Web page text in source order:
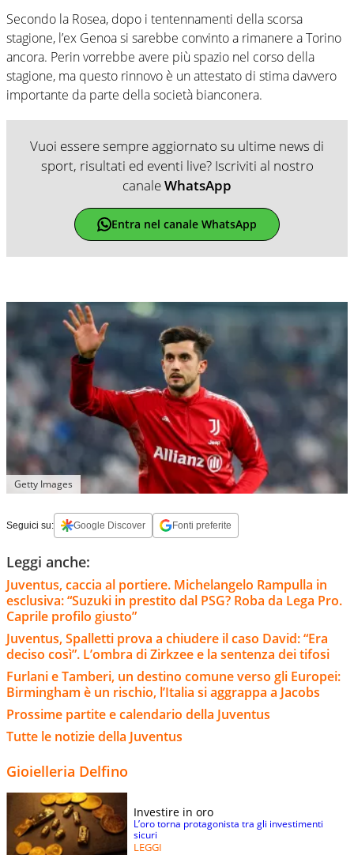
Secondo la Rosea, dopo i tentennamenti della scorsa
stagione, l’ex Genoa si sarebbe convinto a rimanere a Torino
ancora. Perin vorrebbe avere più spazio nel corso della
stagione, ma questo rinnovo è un attestato di stima davvero
importante da parte della società bianconera.
Vuoi essere sempre aggiornato su ultime news di
sport, risultati ed eventi live? Iscriviti al nostro
canaleWhatsApp
Entra nel canale WhatsApp
Getty Images
Seguici su: Google Discover Fonti preferite
Leggi anche:
Juventus, caccia al portiere. Michelangelo Rampulla in
esclusiva: “Suzuki in prestito dal PSG? Roba da Lega Pro.
Caprile profilo giusto”
Juventus, Spalletti prova a chiudere il caso David: “Era
deciso così”. L’ombra di Zirkzee e la sentenza dei tifosi
Furlani e Tamberi, un destino comune verso gli Europei:
Birmingham è un rischio, l’Italia si aggrappa a Jacobs
Prossime partite e calendario della Juventus
Tutte le notizie della Juventus
Gioielleria Delfino
Investire in oro
L’oro torna protagonista tra gli investimenti
sicuri
LEGGI